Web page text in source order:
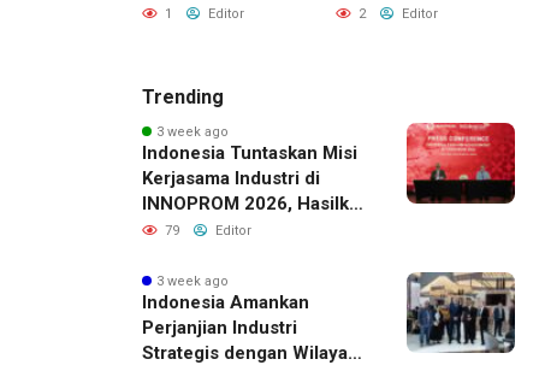
1 Editor 2 Editor
Trending
3 week ago
Indonesia Tuntaskan Misi
Kerjasama Industri di
INNOPROM 2026, Hasilkan
Belasan Kerja Sama
79 Editor
3 week ago
Indonesia Amankan
Perjanjian Industri
Strategis dengan Wilayah